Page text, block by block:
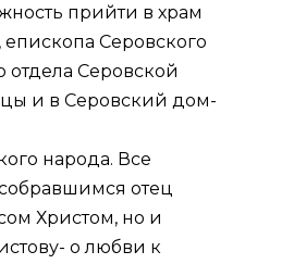
прийти в храм
Серовского
отдела Серовской
и в Серовский дом-
народа. Все
отец
Христом, но и
о любви к